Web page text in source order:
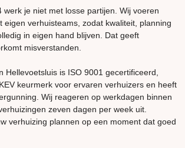
werk je niet met losse partijen. Wij voeren
eigen verhuisteams, zodat kwaliteit, planning
in eigen hand blijven. Dat geeft
misverstanden.
Hellevoetsluis is ISO 9001 gecertificeerd,
keurmerk voor ervaren verhuizers en heeft
Wij reageren op werkdagen binnen
zeven dagen per week uit.
verhuizing plannen op een moment dat goed